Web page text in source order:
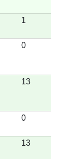
1
0
13
0
13